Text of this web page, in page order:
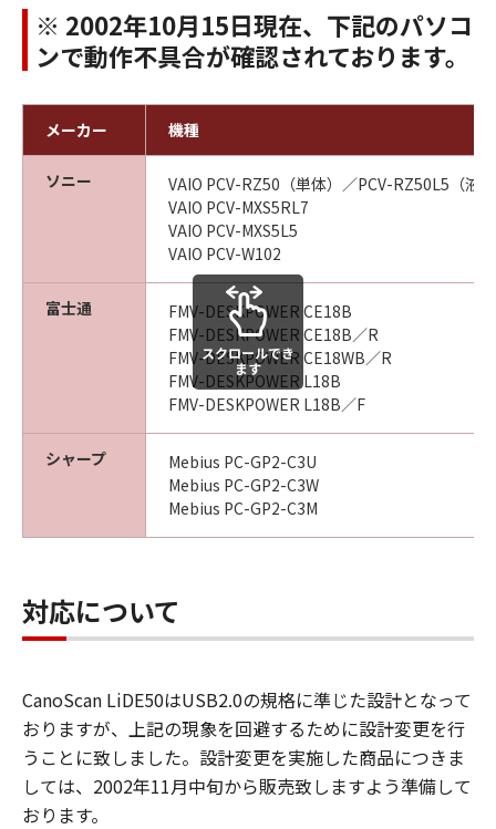
※ 2002年10月15日現在、下記のパソコ
ンで動作不具合が確認されております。
メーカー 機種
ソニー
VAIO PCV-RZ50（単体）／PCV-RZ50L5（液
VAIO PCV-MXS5RL7
VAIO PCV-MXS5L5
VAIO PCV-W102
富士通
FMV-DESKPOWER CE18B
FMV-DESKPOWER CE18B／R
FMV-DESKPOWER CE18WB／R
FMV-DESKPOWER L18B
FMV-DESKPOWER L18B／F
シャープ
Mebius PC-GP2-C3U
Mebius PC-GP2-C3W
Mebius PC-GP2-C3M
スクロールでき
ます
対応について
CanoScan LiDE50はUSB2.0の規格に準じた設計となって
おりますが、上記の現象を回避するために設計変更を行
うことに致しました。設計変更を実施した商品につきま
しては、2002年11月中旬から販売致しますよう準備して
おります。